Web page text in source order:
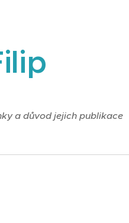
a důvod jejich publikace